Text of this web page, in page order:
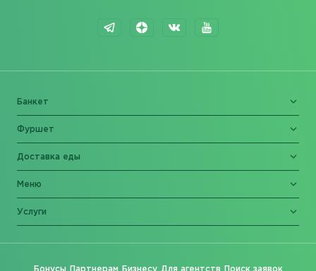
Банкет
Фуршет
Доставка еды
Меню
Услуги
Бонусы Партнерам Бизнесу Для агентств Поиск заявок